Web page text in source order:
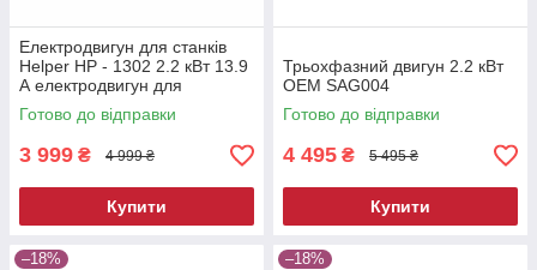
Електродвигун для станків
Helper HP - 1302 2.2 кВт 13.9
А електродвигун для
бетономішалки
електродвигун для
господарства
Готово до відправки
3 999 ₴ 4 999 ₴
Купити
Трьохфазний двигун 2.2 кВт
OEM SAG004
Готово до відправки
4 495 ₴ 5 495 ₴
Купити
–18% –18%